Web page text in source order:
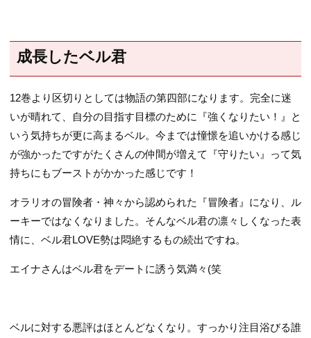
成長したベル君
12巻より区切りとしては物語の第四部になります。完全に迷
いが晴れて、自分の目指す目標のために『強くなりたい！』と
いう気持ちが更に高まるベル。今までは憧憬を追いかける感じ
が強かったですがたくさんの仲間が増えて『守りたい』って気
持ちにもブーストがかかった感じです！
オラリオの冒険者・神々から認められた『冒険者』になり、ル
ーキーではなくなりました。そんなベル君の凛々しくなった表
情に、ベル君LOVE勢は悶絶するもの続出ですね。
エイナさんはベル君をデートに誘う気満々(笑
ベルに対する悪評はほとんどなくなり。すっかり注目浴びる誰